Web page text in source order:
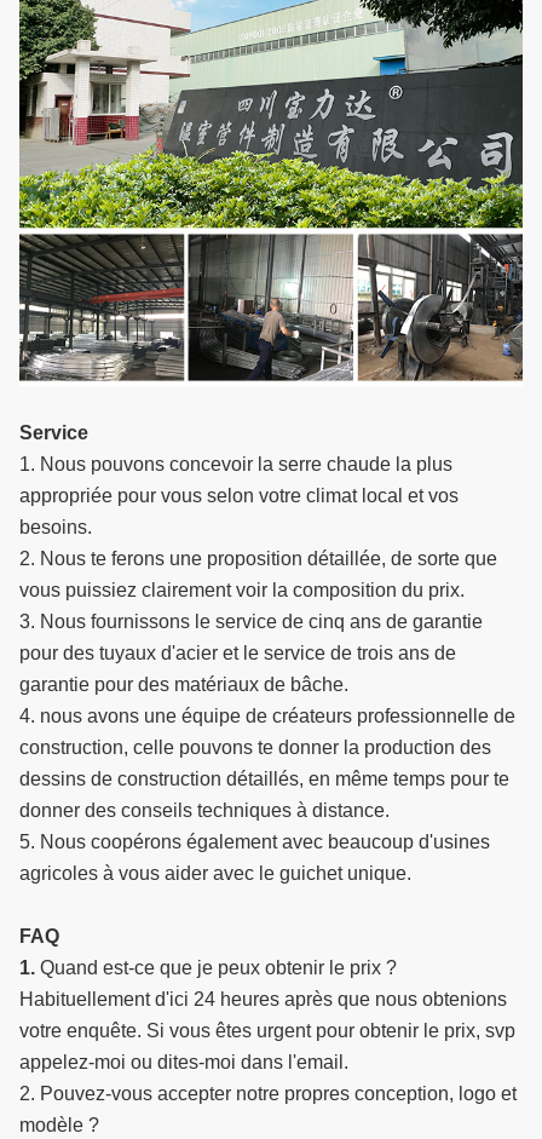
Service
1. Nous pouvons concevoir la serre chaude la plus
appropriée pour vous selon votre climat local et vos
besoins.
2. Nous te ferons une proposition détaillée, de sorte que
vous puissiez clairement voir la composition du prix.
3. Nous fournissons le service de cinq ans de garantie
pour des tuyaux d'acier et le service de trois ans de
garantie pour des matériaux de bâche.
4. nous avons une équipe de créateurs professionnelle de
construction, celle pouvons te donner la production des
dessins de construction détaillés, en même temps pour te
donner des conseils techniques à distance.
5. Nous coopérons également avec beaucoup d'usines
agricoles à vous aider avec le guichet unique.
FAQ
1. Quand est-ce que je peux obtenir le prix ?
Habituellement d'ici 24 heures après que nous obtenions
votre enquête. Si vous êtes urgent pour obtenir le prix, svp
appelez-moi ou dites-moi dans l'email.
2. Pouvez-vous accepter notre propres conception, logo et
modèle ?